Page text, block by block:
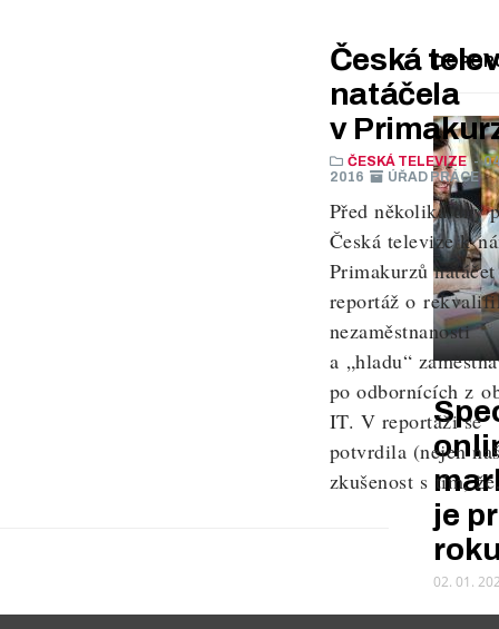
Česká
natáčela
v
ČESKÁ TELEVIZE-
2016
ÚŘAD PRÁCE
Před několika dny
Česká televize k
Primakurzů natáčet
reportáž o
nezaměstnanosti
a „hladu“
po odbornících z
IT. V reportáži se
potvrdila (nejen
zkušenost s tím,
je
02. 01.